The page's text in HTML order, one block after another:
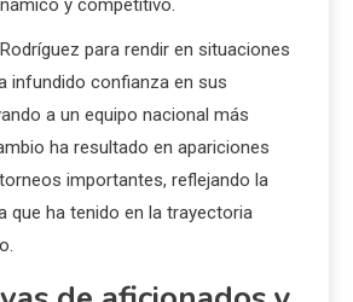
y competitivo.
para rendir en situaciones
infundido confianza en sus
a un equipo nacional más
ha resultado en apariciones
importantes, reflejando la
que ha tenido en la trayectoria